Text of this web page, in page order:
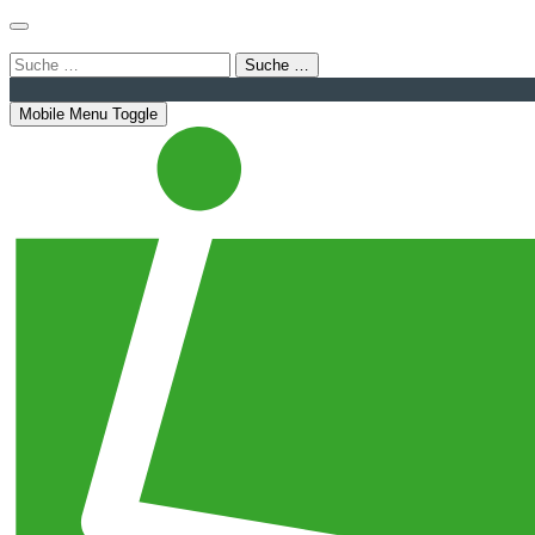
Suche …
Mobile Menu Toggle